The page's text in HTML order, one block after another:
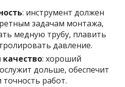
: инструмент должен
задачам монтажа,
медную трубу, плавить
давление.
: хороший
дольше, обеспечит
точность работ.